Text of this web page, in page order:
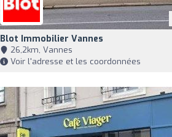
Blot Immobilier Vannes
26,2km, Vannes
Voir l'adresse et les coordonnées